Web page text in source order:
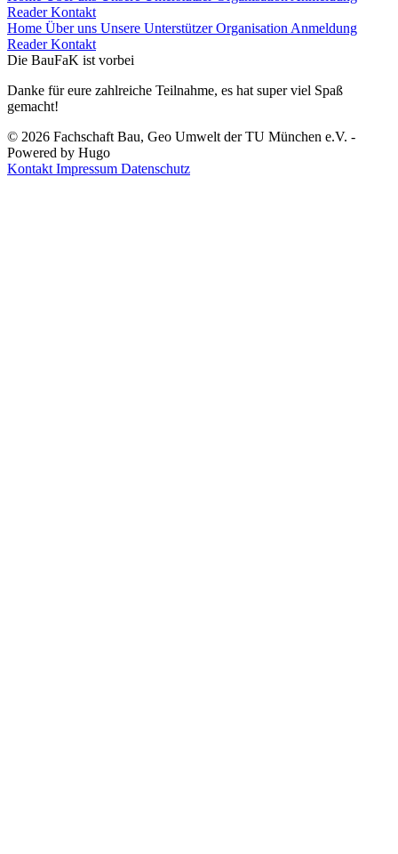
Reader Kontakt
Home Über uns Unsere Unterstützer Organisation Anmeldung
Reader Kontakt
Die BauFaK ist vorbei
Danke für eure zahlreiche Teilnahme, es hat super viel Spaß
gemacht!
© 2026 Fachschaft Bau, Geo Umwelt der TU München e.V. -
Powered by Hugo
Kontakt Impressum Datenschutz